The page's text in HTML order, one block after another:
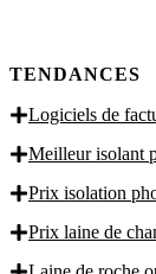
TENDANCES
Logiciels de
Meilleur isolant
Prix isolation
Prix laine de